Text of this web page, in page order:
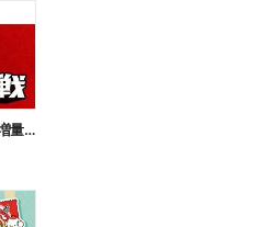
【おトク】お値段そのまま!45%増量作戦!